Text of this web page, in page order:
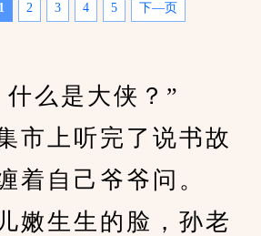
1 2 3 4 5 下—页
么是大侠？”
上听完了说书故
着自己爷爷问。
生生的脸，孙老